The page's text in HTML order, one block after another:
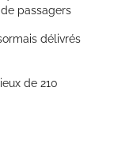
passagers
délivrés
de 210